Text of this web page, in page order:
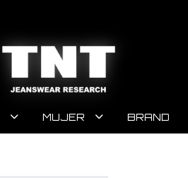
MUJER BRAND